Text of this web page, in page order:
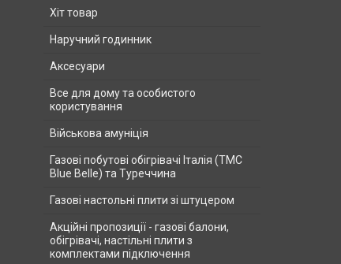
Хіт товар
Наручний годинник
Аксесуари
Все для дому та особистого
користування
Військова амуніція
Газові побутові обігрівачі Італія (ТМС
Blue Belle) та Туреччина
Газові настольні плити зі штуцером
Акційні пропозиції - газові балони,
обігрівачі, настільні плити з
комплектами підключення